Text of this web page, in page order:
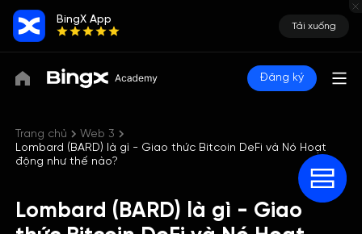
BingX App
Tải xuống
Đăng ký
Trang chủ
Web 3
Lombard (BARD) là gì - Giao thức Bitcoin DeFi và Nó Hoạt
động như thế nào?
Lombard (BARD) là gì - Giao